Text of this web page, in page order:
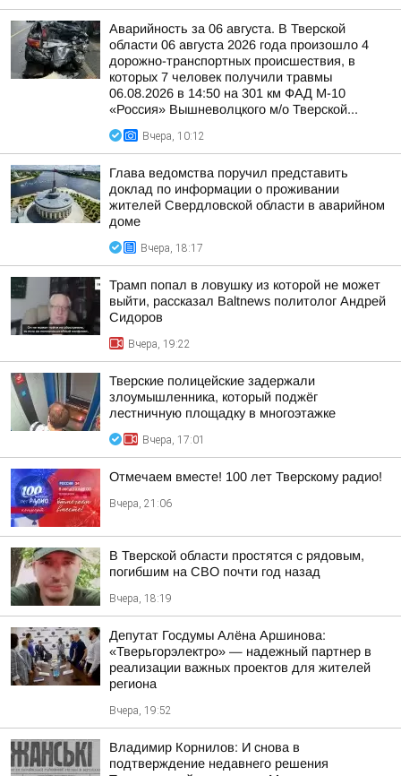
Аварийность за 06 августа. В Тверской
области 06 августа 2026 года произошло 4
дорожно-транспортных происшествия, в
которых 7 человек получили травмы
06.08.2026 в 14:50 на 301 км ФАД М-10
«Россия» Вышневолцкого м/о Тверской...
Вчера, 10:12
Глава ведомства поручил представить
доклад по информации о проживании
жителей Свердловской области в аварийном
доме
Вчера, 18:17
Трамп попал в ловушку из которой не может
выйти, рассказал Baltnews политолог Андрей
Сидоров
Вчера, 19:22
Тверские полицейские задержали
злоумышленника, который поджёг
лестничную площадку в многоэтажке
Вчера, 17:01
Отмечаем вместе! 100 лет Тверскому радио!
Вчера, 21:06
В Тверской области простятся с рядовым,
погибшим на СВО почти год назад
Вчера, 18:19
Депутат Госдумы Алёна Аршинова:
«Тверьгорэлектро» — надежный партнер в
реализации важных проектов для жителей
региона
Вчера, 19:52
Владимир Корнилов: И снова в
подтверждение недавнего решения